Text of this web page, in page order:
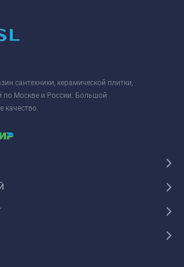
сантехники, керамической плитки,
по Москве и России. Большой
качество.